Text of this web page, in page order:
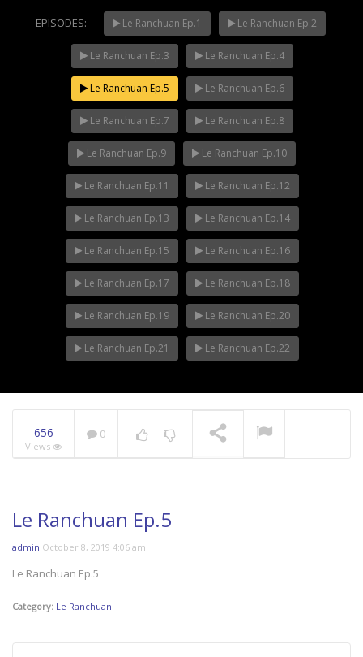
NOW PLAYING Mani Nakha Ep.14
EPISODES: Le Ranchuan Ep.1 Le Ranchuan Ep.2
Le Ranchuan Ep.3 Le Ranchuan Ep.4
Le Ranchuan Ep.5 Le Ranchuan Ep.6
Le Ranchuan Ep.7 Le Ranchuan Ep.8
Le Ranchuan Ep.9 Le Ranchuan Ep.10
Le Ranchuan Ep.11 Le Ranchuan Ep.12
Le Ranchuan Ep.13 Le Ranchuan Ep.14
Le Ranchuan Ep.15 Le Ranchuan Ep.16
Le Ranchuan Ep.17 Le Ranchuan Ep.18
Le Ranchuan Ep.19 Le Ranchuan Ep.20
Le Ranchuan Ep.21 Le Ranchuan Ep.22
656
Views
0
Le Ranchuan Ep.5
admin October 8, 2019 4:06 am
Le Ranchuan Ep.5
Category: Le Ranchuan